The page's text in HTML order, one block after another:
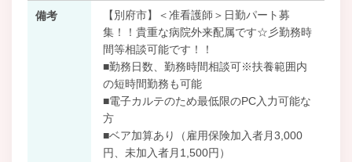
備考
【別府市】＜准看護師＞日勤パート募
集！！貴重な病院外来配属です☆彡勤務時
間等相談可能です！！
■勤務日数、勤務時間相談可※扶養範囲内
の短時間勤務も可能
■電子カルテのため最低限のPC入力可能な
方
■ベア加算あり（雇用保険加入者月3,000
円、未加入者月1,500円）